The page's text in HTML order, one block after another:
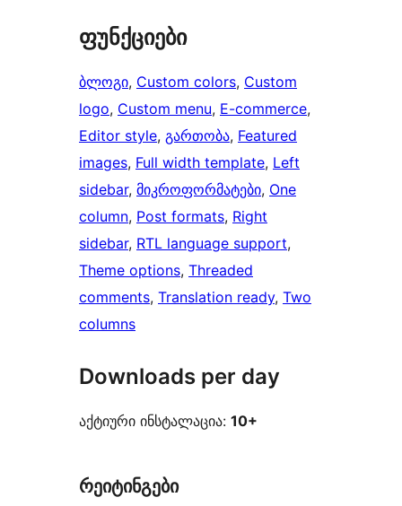
ფუნქციები
ბლოგი, Custom colors, Custom
logo, Custom menu, E-commerce
Editor style, გართობა, Featured
images, Full width template, Left
sidebar, მიკროფორმატები, One
column, Post formats, Right
sidebar, RTL language support
Theme options, Threaded
comments, Translation ready, Two
columns
Downloads per day
აქტიური ინსტალაცია: 10+
რეიტინგები